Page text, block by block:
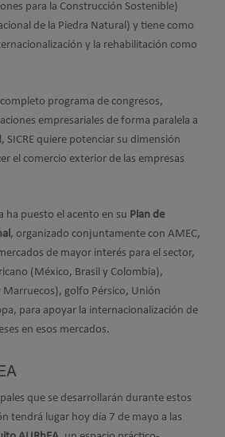
para la Construcción Sostenible)
de la Piedra Natural) y tiene como
y la rehabilitación como
programa de congresos,
empresariales de forma paralela a
SICRE quiere potenciar su dimensión
el comercio exterior de las empresas
ha puesto el acento en su Plan de
, organizado conjuntamente con AMEC,
de mayor interés para el sector,
(México, Brasil y Colombia),
golfo Pérsico, Unión
para apoyar la internacionalización de
en esos mercados.
que se desarrollarán durante estos
tendrá lugar hoy día 7 de mayo a las